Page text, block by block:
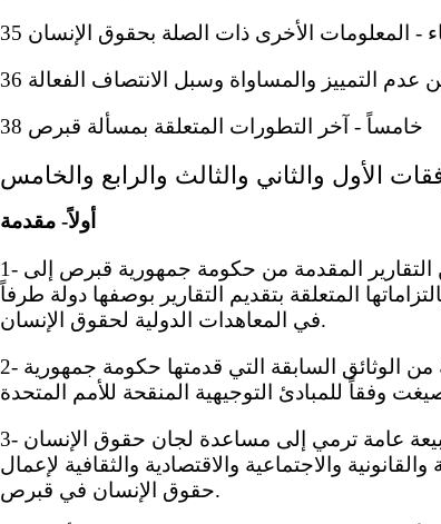
- المعلومات الأخرى ذات الصلة بحقوق الإنسان 35
التمييز والمساواة وسبل الانتصاف الفعالة 36
خامساً - آخر التطورات المتعلقة بمسألة قبرص 38
الأول والثاني والثالث والرابع والخامس
أولاً- مقدمة
1- تشكل الوثيقة الأساسية الموحدة جزءاً لا يتجزأ من التقارير المقدمة من حكومة جمهورية قبرص إلى
المتعلقة بتقديم التقارير بوصفها دولة طرفاً
في المعاهدات الدولية لحقوق الإنسان.
2- وتمثل هذه الوثيقة الأساسية الموحدة نسخة منقحة من الوثائق السابقة التي قدمتها حكومة جمهورية
3- وهي تحتوي على وقائع ومعلومات إحصائية ذات طبيعة عامة ترمي إلى مساعدة لجان حقوق الإنسان
والاجتماعية والاقتصادية والثقافية لإعمال
حقوق الإنسان في قبرص.